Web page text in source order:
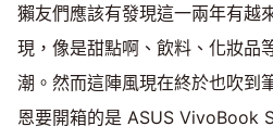
獺友們應該有發現這一兩年有越
現，像是甜點啊、飲料、化妝品
潮。然而這陣風現在終於也吹到
恩要開箱的是 ASUS VivoBook